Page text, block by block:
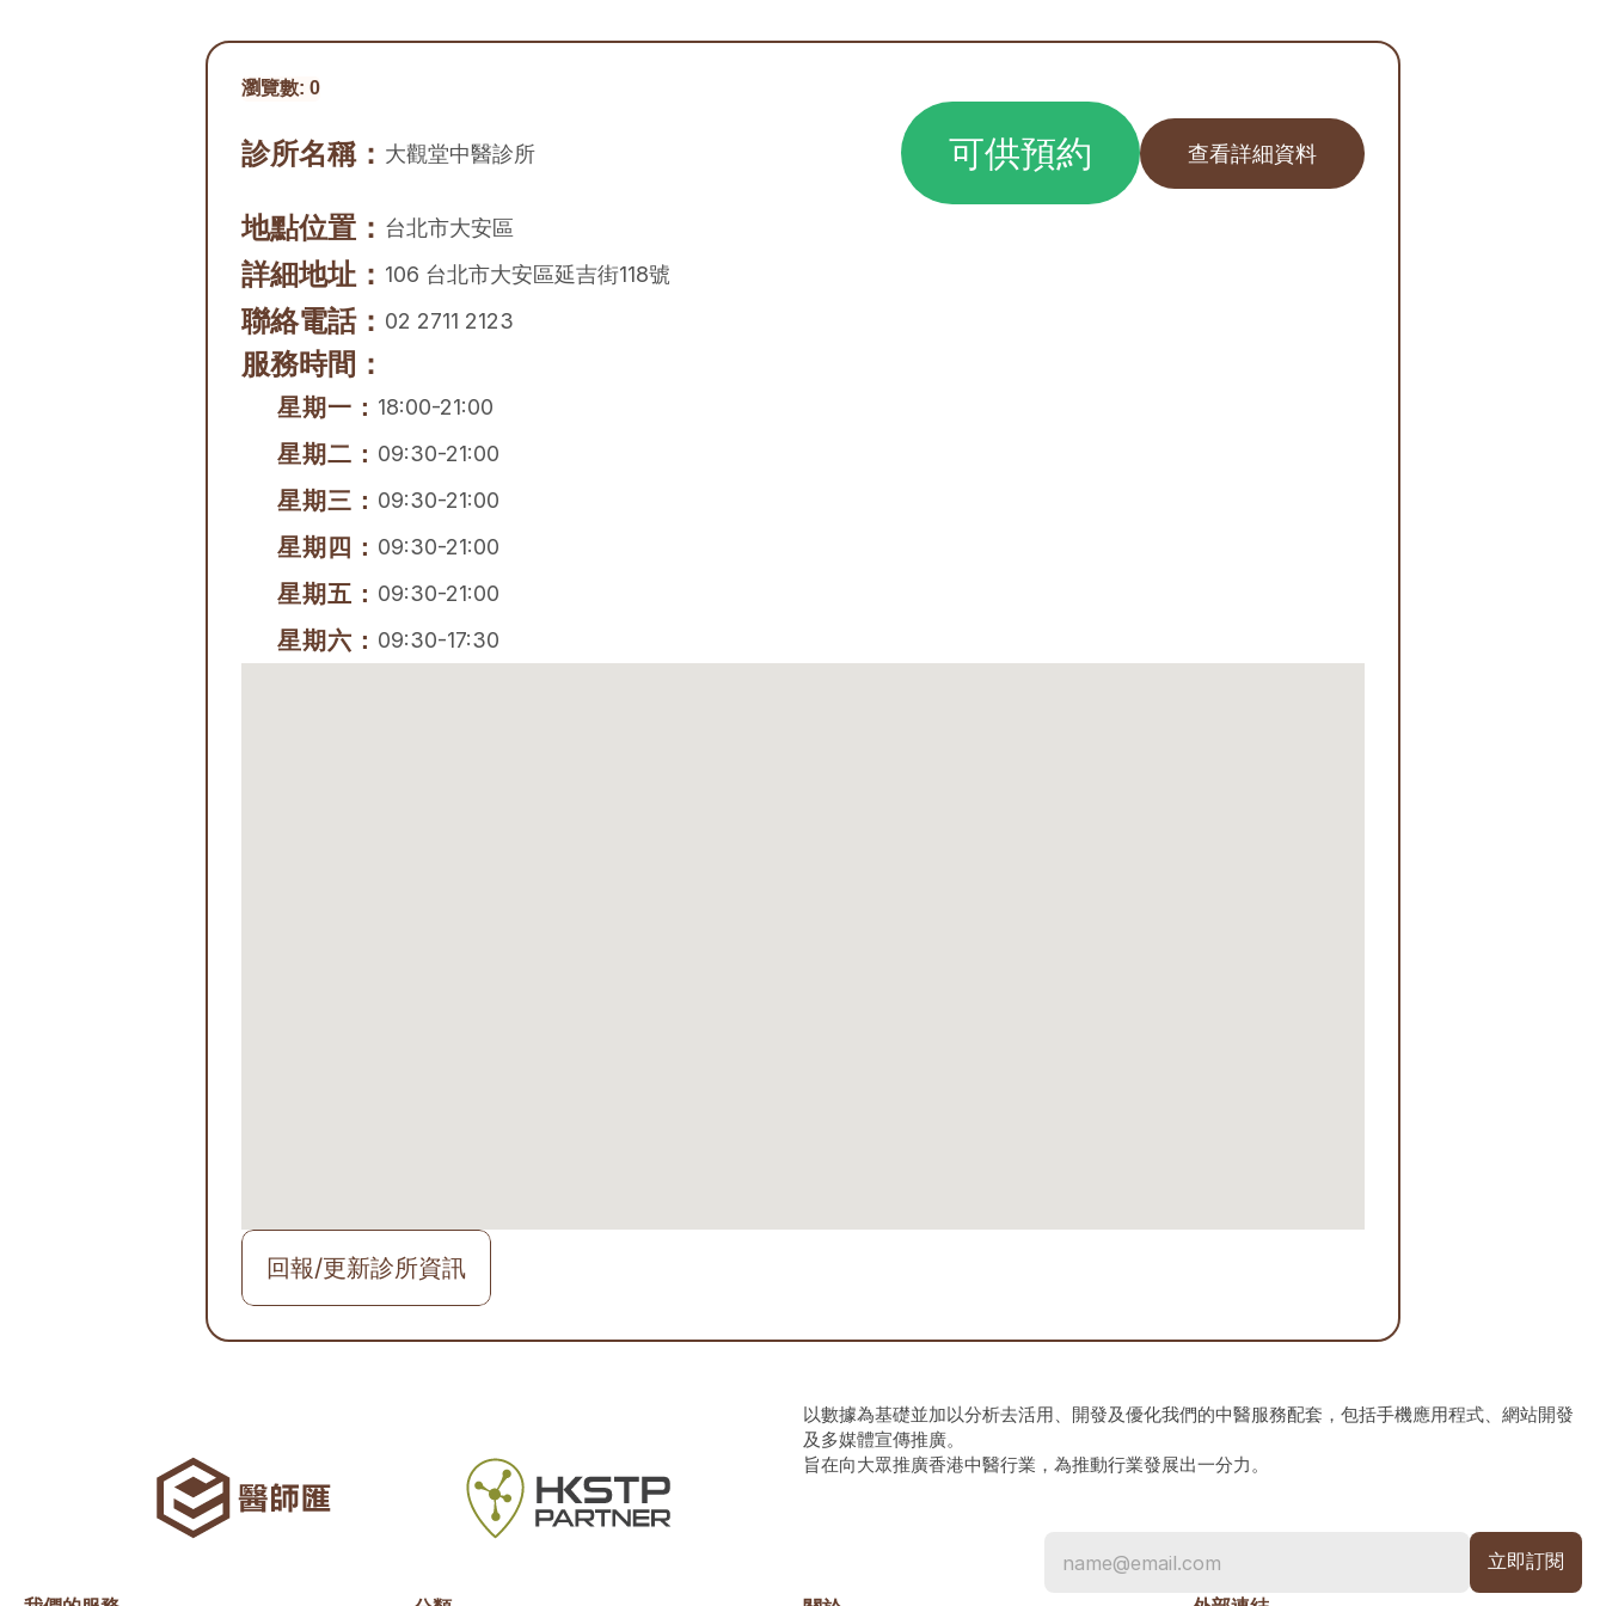
瀏覽數: 0
診所名稱： 大觀堂中醫診所 可供預約 查看詳細資料
地點位置： 台北市大安區
詳細地址： 106 台北市大安區延吉街118號
聯絡電話： 02 2711 2123
服務時間：
星期一： 18:00-21:00
星期二： 09:30-21:00
星期三： 09:30-21:00
星期四： 09:30-21:00
星期五： 09:30-21:00
星期六： 09:30-17:30
回報/更新診所資訊
以數據為基礎並加以分析去活用、開發及優化我們的中醫服務配套，包括手機應用程式、網站開發
及多媒體宣傳推廣。
旨在向大眾推廣香港中醫行業，為推動行業發展出一分力。